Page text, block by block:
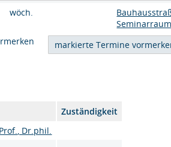
wöch.
Zuständigkeit
Dr.phil.